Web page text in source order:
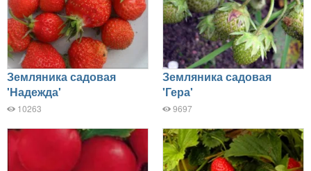
Земляника садовая
'Надежда'
10263
Земляника садовая
'Гера'
9697